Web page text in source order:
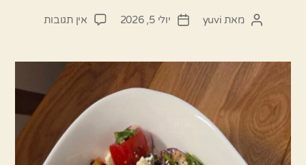
המחבר
מאת yuvi
תאריך
יולי 5, 2026 אין תגובותעל
קיצי,
וצבעוני
בסגנון